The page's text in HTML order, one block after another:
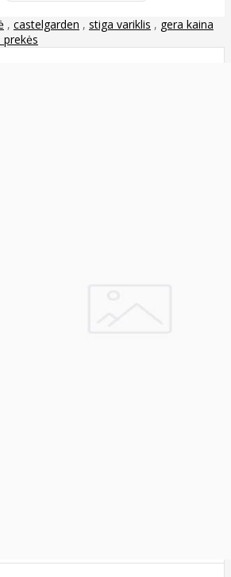
, castelgarden , stiga variklis , gera kaina
prekės